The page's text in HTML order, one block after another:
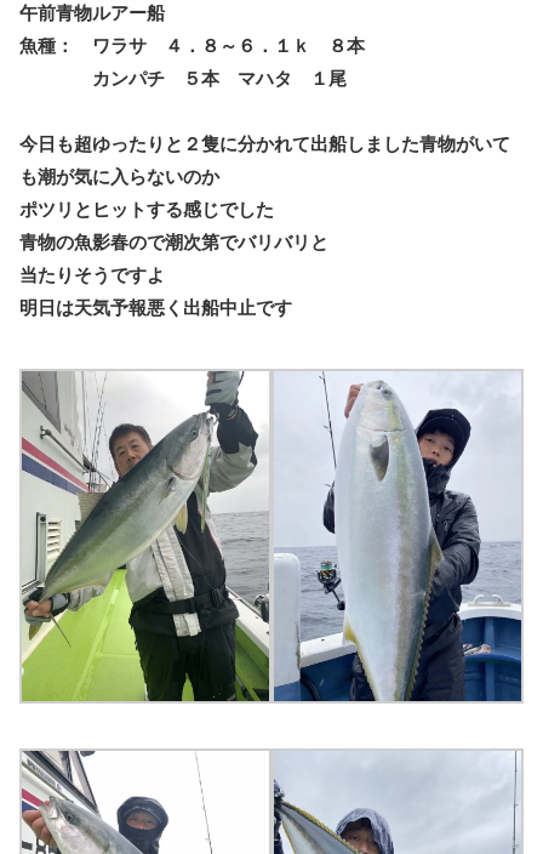
午前青物ルアー船
魚種： ワラサ ４．８～６．１ｋ ８本
カンパチ ５本 マハタ １尾
今日も超ゆったりと２隻に分かれて出船しました青物がいて
も潮が気に入らないのか
ポツリとヒットする感じでした
青物の魚影春ので潮次第でバリバリと
当たりそうですよ
明日は天気予報悪く出船中止です